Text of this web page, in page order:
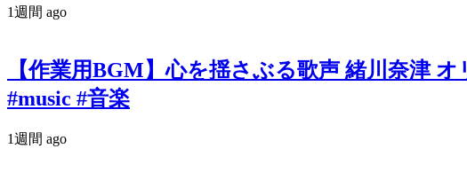
1週間 ago
【作業用BGM】心を揺さぶる歌声 緒川奈津
#music #音楽
1週間 ago